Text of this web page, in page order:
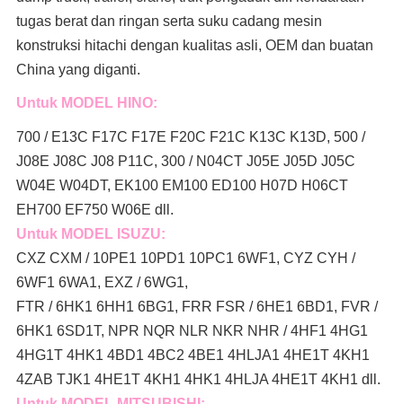
tugas berat dan ringan serta suku cadang mesin
konstruksi hitachi dengan kualitas asli, OEM dan buatan
China yang diganti.
Untuk MODEL HINO:
700 / E13C F17C F17E F20C F21C K13C K13D, 500 /
J08E J08C J08 P11C, 300 / N04CT J05E J05D J05C
W04E W04DT, EK100 EM100 ED100 H07D H06CT
EH700 EF750 W06E dll.
Untuk MODEL ISUZU:
CXZ CXM / 10PE1 10PD1 10PC1 6WF1, CYZ CYH /
6WF1 6WA1, EXZ / 6WG1,
FTR / 6HK1 6HH1 6BG1, FRR FSR / 6HE1 6BD1, FVR /
6HK1 6SD1T, NPR NQR NLR NKR NHR / 4HF1 4HG1
4HG1T 4HK1 4BD1 4BC2 4BE1 4HLJA1 4HE1T 4KH1
4ZAB TJK1 4HE1T 4KH1 4HK1 4HLJA 4HE1T 4KH1 dll.